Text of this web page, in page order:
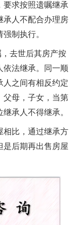
要求按照遗嘱继承
承人不配合办理房
制执行。
去世后其房产按
依法继承。同一顺
人之间有相反约定
父母，子女，当第
承人不得继承。
相比，通过继承方
是后期再出售房屋